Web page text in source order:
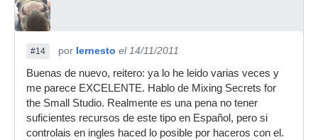
#14 por Iernesto el 14/11/2011
Buenas de nuevo, reitero: ya lo he leido varias veces y
me parece EXCELENTE. Hablo de Mixing Secrets for
the Small Studio. Realmente es una pena no tener
suficientes recursos de este tipo en Español, pero si
controlais en ingles haced lo posible por haceros con el.